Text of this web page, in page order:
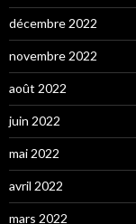
décembre 2022
novembre 2022
août 2022
juin 2022
mai 2022
avril 2022
mars 2022